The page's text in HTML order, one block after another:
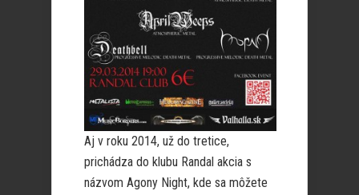
Aj v roku 2014, už do tretice,
prichádza do klubu Randal akcia s
názvom Agony Night, kde sa môžete